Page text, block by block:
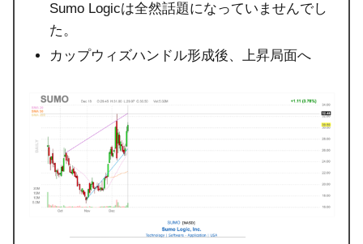
Sumo Logicは全然話題になっていませんでし
た。
カップウィズハンドル形成後、上昇局面へ